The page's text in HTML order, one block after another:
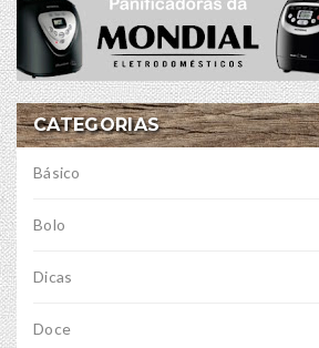
CATEGORIAS
Básico
Bolo
Dicas
Doce